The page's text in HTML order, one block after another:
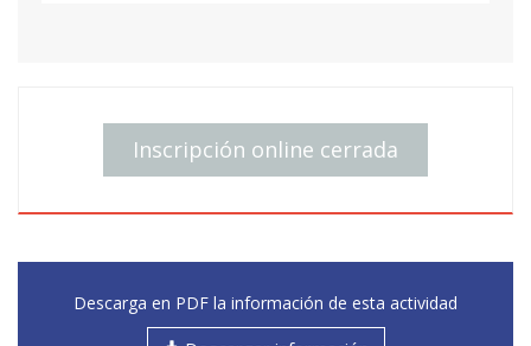
Inscripción online cerrada
Descarga en PDF la información de esta actividad